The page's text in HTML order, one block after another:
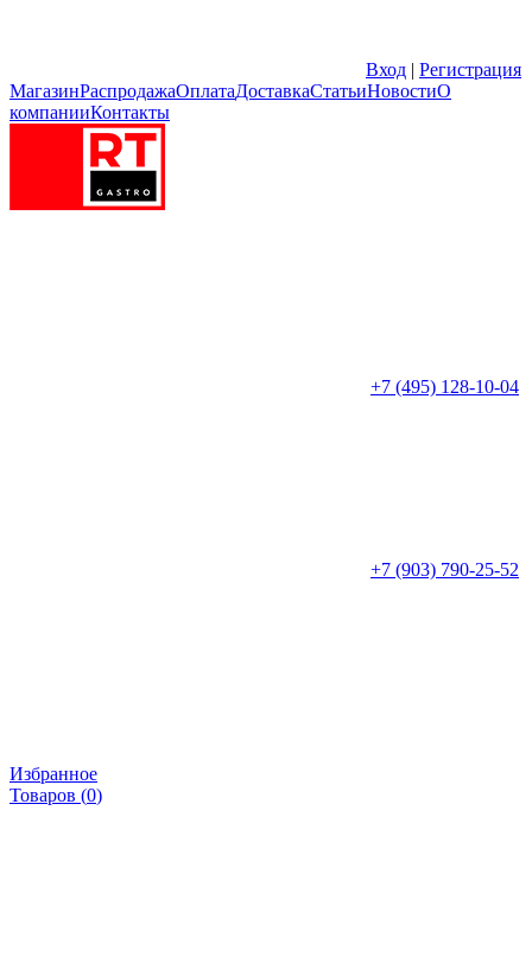
Вход | Регистрация
МагазинРаспродажаОплатаДоставкаСтатьиНовостиО
компанииКонтакты
+7 (495) 128-10-04
+7 (903) 790-25-52
Избранное
Товаров (0)